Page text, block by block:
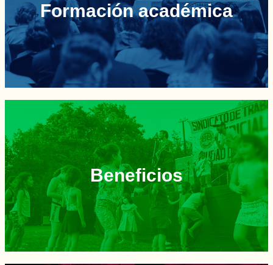
Formación académica
Beneficios